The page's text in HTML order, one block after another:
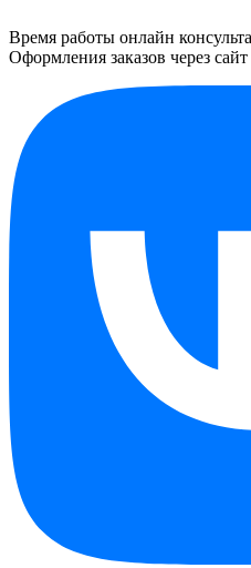
Время работы онлайн
Оформления заказов через